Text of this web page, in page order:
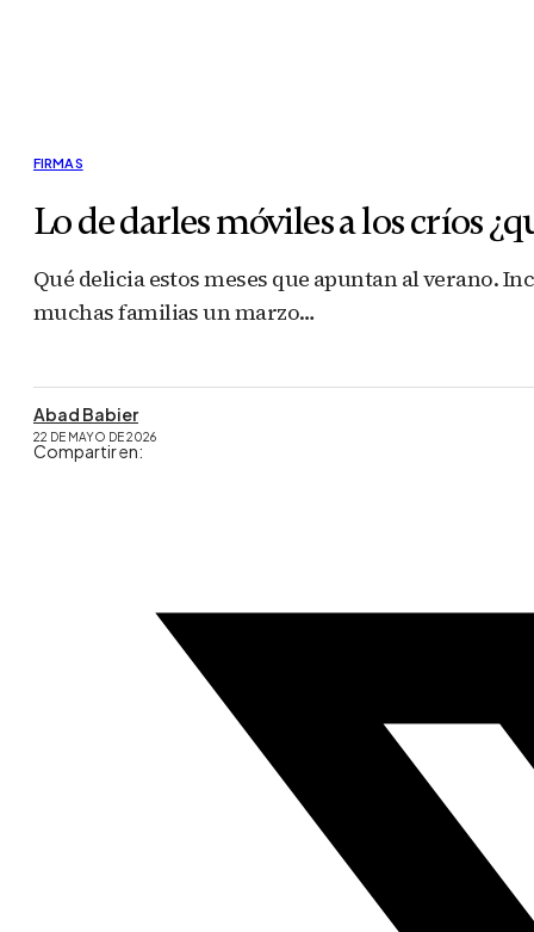
FIRMAS
Lo de darles móviles a los críos
Qué delicia estos meses que apuntan al verano.
muchas familias un marzo…
Abad Babier
22 DE MAYO DE 2026
Compartir en: